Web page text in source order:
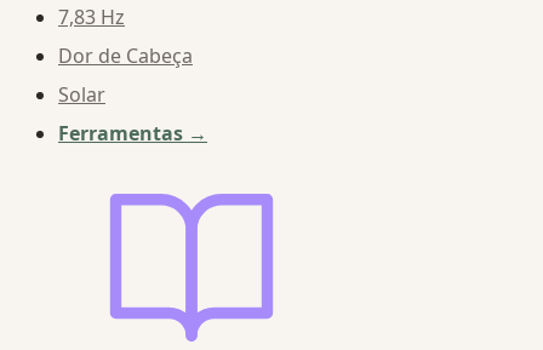
7,83 Hz
Dor de Cabeça
Solar
Ferramentas →